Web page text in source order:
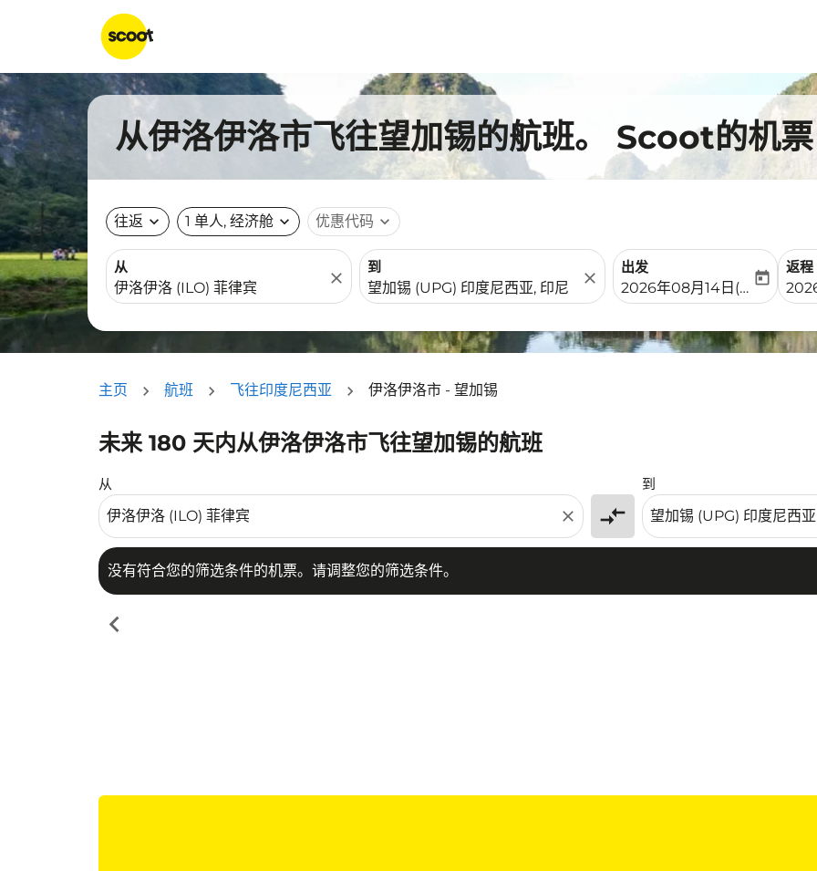
从伊洛伊洛市飞往望加锡的航班。 Scoot的机票
往返 expand_more 1 单人, 经济舱 expand_more 优惠代码 expand_more
从
close
到
close
出发
fc-booking-departure-
2026年08月14日(周五)
today
返程
fc-
主页 航班 飞往印度尼西亚 伊洛伊洛市 - 望加锡
未来 180 天内从伊洛伊洛市飞往望加锡的航班
从
close compare_arrows
到
没有符合您的筛选条件的机票。请调整您的筛选条件。
没有符合您的筛选条件的机票。请调整您的筛选条件。
chevron_left